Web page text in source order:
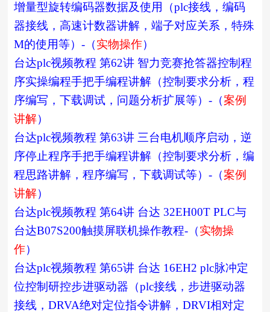
增量型旋转编码器数据及使用（plc接线，编码
器接线，高速计数器讲解，端子对应关系，特殊
M的使用等）-（实物操作）
台达plc视频教程 第62讲 智力竞赛抢答器控制程
序实操编程手把手编程讲解（控制要求分析，程
序编写，下载调试，问题分析扩展等）-（案例
讲解）
台达plc视频教程 第63讲 三台电机顺序启动，逆
序停止程序手把手编程讲解（控制要求分析，编
程思路讲解，程序编写，下载调试等）-（案例
讲解）
台达plc视频教程 第64讲 台达 32EH00T PLC与
台达B07S200触摸屏联机操作教程-（实物操
作）
台达plc视频教程 第65讲 台达 16EH2 plc脉冲定
位控制研控步进驱动器（plc接线，步进驱动器
接线，DRVA绝对定位指令讲解，DRVI相对定